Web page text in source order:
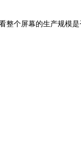
屏幕的生产规模